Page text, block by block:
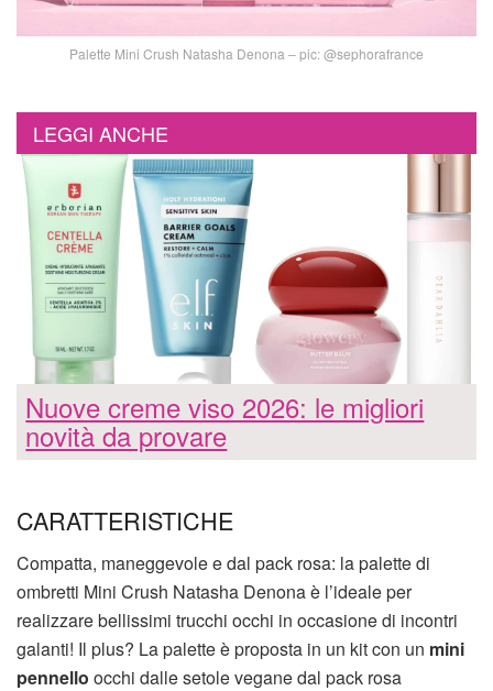
Palette Mini Crush Natasha Denona – pic: @sephorafrance
LEGGI ANCHE
Nuove creme viso 2026: le migliori
novità da provare
CARATTERISTICHE
Compatta, maneggevole e dal pack rosa: la palette di
ombretti Mini Crush Natasha Denona è l’ideale per
realizzare bellissimi trucchi occhi in occasione di incontri
galanti! Il plus? La palette è proposta in un kit con un mini
pennello occhi dalle setole vegane dal pack rosa